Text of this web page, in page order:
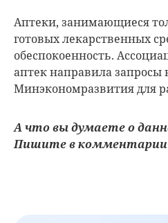
Аптеки, занимающиеся
готовых лекарственных
обеспокоенность.
аптек направила запросы
Минэкономразвития для
А что вы думаете о
Пишите в комментарии